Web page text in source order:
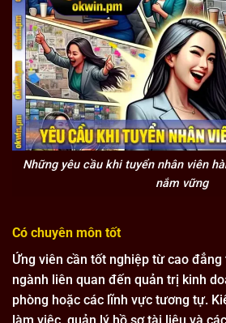
Những yêu cầu khi tuyển nhân viên
nắm vững
Có chuyên môn tốt
Ứng viên cần tốt nghiệp từ cao
ngành liên quan đến quản trị kinh
phòng hoặc các lĩnh vực tương tự.